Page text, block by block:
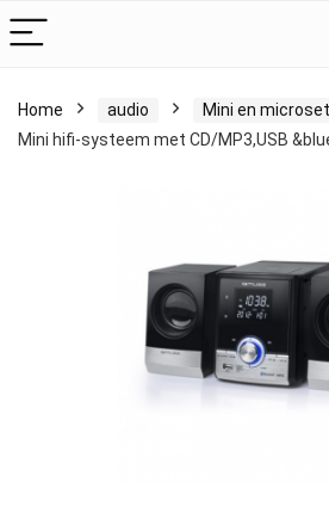
Home audio Mini en
Mini hifi-systeem met CD/MP3,USB